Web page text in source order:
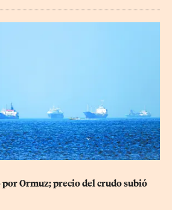
Ormuz; precio del crudo subió